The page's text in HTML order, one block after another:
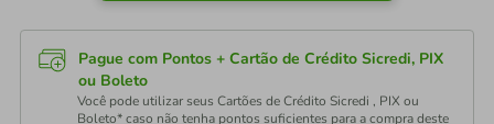
Pague com Pontos + Cartão de Crédito Sicredi, PIX
ou Boleto
Você pode utilizar seus Cartões de Crédito Sicredi , PIX ou
Boleto* caso não tenha pontos suficientes para a compra deste